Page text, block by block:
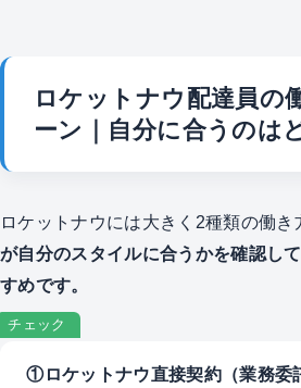
ロケットナウ配達員の
ーン｜自分に合うのは
ロケットナウには大きく2種類の働き
が自分のスタイルに合うかを確認し
すめです。
チェック
①ロケットナウ直接契約（業務委